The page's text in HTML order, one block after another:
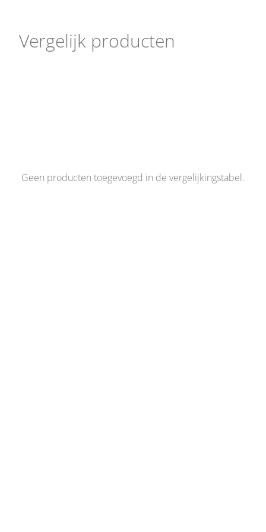
Vergelijk producten
Geen producten toegevoegd in de vergelijkingstabel.